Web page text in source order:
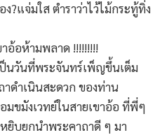
?แจ่มใส ตำราว่าไว้ไม้กระทู้ทิ่ง
อ้อห้ามพลาด !!!!!!!!!
นวันที่พระจันทร์เพ็ญขึ้นเต็ม
ดำเนินสะดวก ของท่าน
ขมังเวทย์ในสายเขาอ้อ ที่พี่ๆ
ยิบยกนำพระคาถาดี ๆ มา